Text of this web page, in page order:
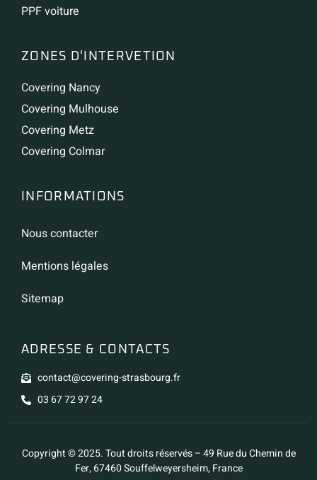
PPF voiture
ZONES D'INTERVETION
Covering Nancy
Covering Mulhouse
Covering Metz
Covering Colmar
INFORMATIONS
Nous contacter
Mentions légales
Sitemap
ADRESSE & CONTACTS
contact@covering-strasbourg.fr
03 67 72 97 24
Copyright © 2025. Tout droits réservés – 49 Rue du Chemin de
Fer, 67460 Souffelweyersheim, France